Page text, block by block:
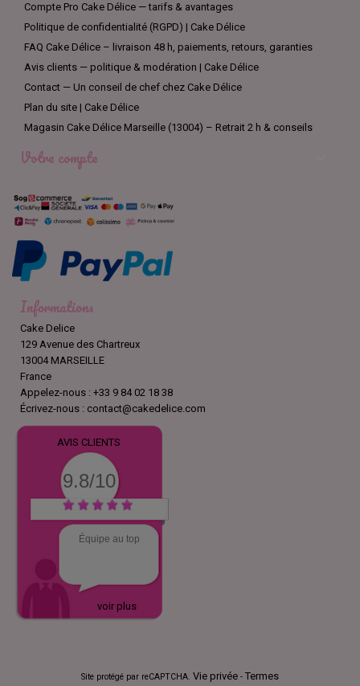
Compte Pro Cake Délice — tarifs & avantages
Politique de confidentialité (RGPD) | Cake Délice
FAQ Cake Délice – livraison 48 h, paiements, retours, garanties
Avis clients — politique & modération | Cake Délice
Contact — Un conseil de chef chez Cake Délice
Plan du site | Cake Délice
Magasin Cake Délice Marseille (13004) – Retrait 2 h & conseils
Votre compte
Informations
Cake Delice
129 Avenue des Chartreux
13004 MARSEILLE
France
Appelez-nous : +33 9 84 02 18 38
Écrivez-nous : contact@cakedelice.com
AVIS CLIENTS
9.8/10
Équipe au top
voir plus
Site protégé par reCAPTCHA. Vie privée - Termes